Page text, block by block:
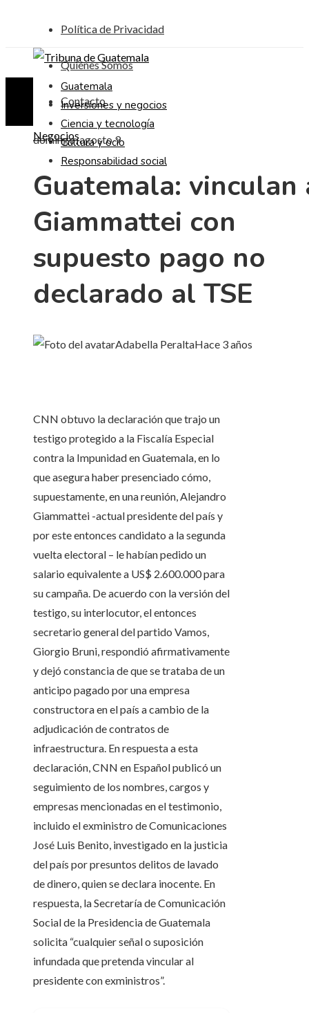
Política de Privacidad
Quiénes Somos
Contacto
domingo, agosto 9
Guatemala
Inversiones y negocios
Ciencia y tecnología
Cultura y ocio
Responsabilidad social
Negocios
Guatemala: vinculan
Giammattei con
supuesto pago no
declarado al TSE
Adabella PeraltaHace 3 años
CNN obtuvo la declaración que trajo un
testigo protegido a la Fiscalía Especial
contra la Impunidad en Guatemala, en lo
que asegura haber presenciado cómo,
supuestamente, en una reunión, Alejandro
Giammattei -actual presidente del país y
por este entonces candidato a la segunda
vuelta electoral – le habían pedido un
salario equivalente a US$ 2.600.000 para
su campaña. De acuerdo con la versión del
testigo, su interlocutor, el entonces
secretario general del partido Vamos,
Giorgio Bruni, respondió afirmativamente
y dejó constancia de que se trataba de un
anticipo pagado por una empresa
constructora en el país a cambio de la
adjudicación de contratos de
infraestructura. En respuesta a esta
declaración, CNN en Español publicó un
seguimiento de los nombres, cargos y
empresas mencionadas en el testimonio,
incluido el exministro de Comunicaciones
José Luis Benito, investigado en la justicia
del país por presuntos delitos de lavado
de dinero, quien se declara inocente. En
respuesta, la Secretaría de Comunicación
Social de la Presidencia de Guatemala
solicita “cualquier señal o suposición
infundada que pretenda vincular al
presidente con exministros”.